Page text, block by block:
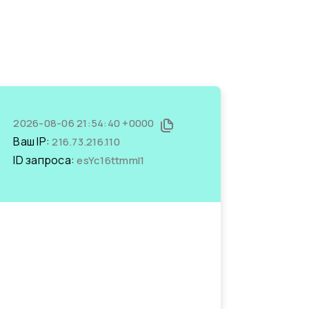
2026-08-06 21:54:40 +0000
Ваш IP:216.73.216.110
ID запроса:esYc16ttmmI1